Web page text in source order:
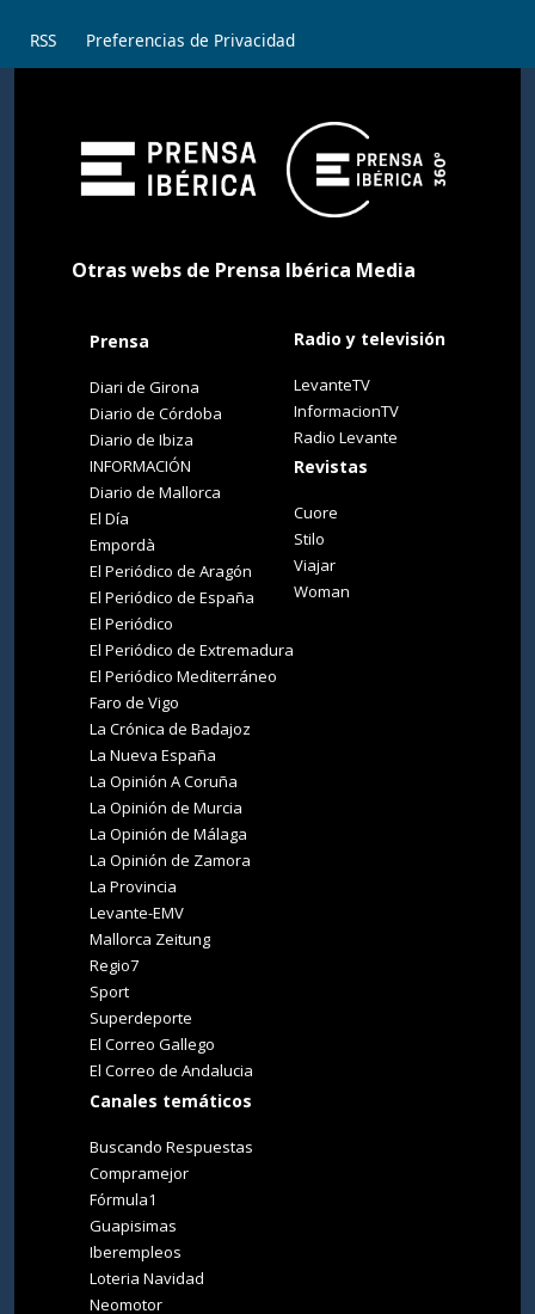
RSS Preferencias de Privacidad
Otras webs de Prensa Ibérica Media
Prensa
Diari de Girona
Diario de Córdoba
Diario de Ibiza
INFORMACIÓN
Diario de Mallorca
El Día
Empordà
El Periódico de Aragón
El Periódico de España
El Periódico
El Periódico de Extremadura
El Periódico Mediterráneo
Faro de Vigo
La Crónica de Badajoz
La Nueva España
La Opinión A Coruña
La Opinión de Murcia
La Opinión de Málaga
La Opinión de Zamora
La Provincia
Levante-EMV
Mallorca Zeitung
Regio7
Sport
Superdeporte
El Correo Gallego
El Correo de Andalucia
Canales temáticos
Buscando Respuestas
Compramejor
Fórmula1
Guapisimas
Iberempleos
Loteria Navidad
Neomotor
Radio y televisión
LevanteTV
InformacionTV
Radio Levante
Revistas
Cuore
Stilo
Viajar
Woman